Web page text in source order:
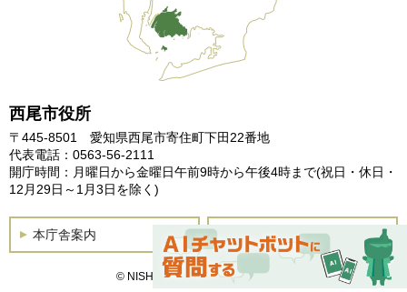
西尾市役所
〒445-8501 愛知県西尾市寄住町下田22番地
代表電話：0563-56-2111
開庁時間：月曜日から金曜日午前9時から午後4時まで(祝日・休日・
12月29日～1月3日を除く)
本庁舎案内 土曜開庁
© NISHIO City, All Rights Reserved.